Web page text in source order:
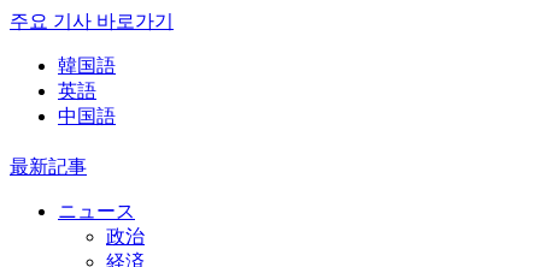
주요 기사 바로가기
韓国語
英語
中国語
最新記事
ニュース
政治
経済